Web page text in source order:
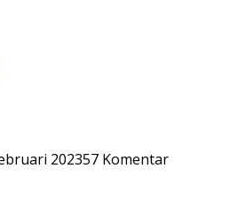
202357 Komentar